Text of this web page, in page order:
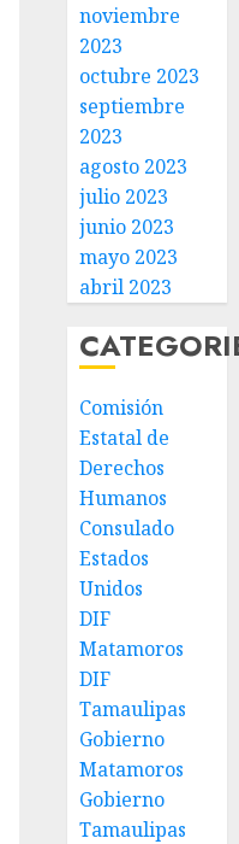
noviembre
2023
octubre 2023
septiembre
2023
agosto 2023
julio 2023
junio 2023
mayo 2023
abril 2023
Comisión
Estatal de
Derechos
Humanos
Consulado
Estados
Unidos
DIF
Matamoros
DIF
Tamaulipas
Gobierno
Matamoros
Gobierno
Tamaulipas